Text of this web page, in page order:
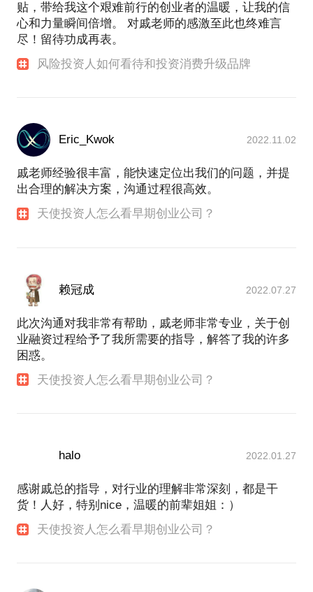
贴，带给我这个艰难前行的创业者的温暖，让我的信
心和力量瞬间倍增。 对戚老师的感激至此也终难言
尽！留待功成再表。
风险投资人如何看待和投资消费升级品牌
Eric_Kwok 2022.11.02
戚老师经验很丰富，能快速定位出我们的问题，并提
出合理的解决方案，沟通过程很高效。
天使投资人怎么看早期创业公司？
赖冠成 2022.07.27
此次沟通对我非常有帮助，戚老师非常专业，关于创
业融资过程给予了我所需要的指导，解答了我的许多
困惑。
天使投资人怎么看早期创业公司？
halo 2022.01.27
感谢戚总的指导，对行业的理解非常深刻，都是干
货！人好，特别nice，温暖的前辈姐姐：）
天使投资人怎么看早期创业公司？